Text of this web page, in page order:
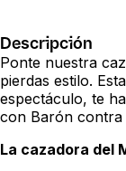
Descripción
Ponte nuestra
pierdas estilo.
espectáculo, te
con Barón contra
La cazadora del